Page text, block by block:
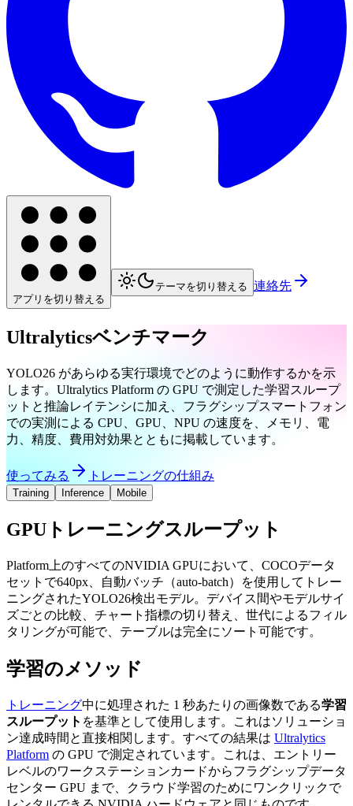
アプリを切り替える
テーマを切り替える 連絡先
Ultralyticsベンチマーク
YOLO26 があらゆる実行環境でどのように動作するかを示
します。Ultralytics Platform の GPU で測定した学習スループ
ットと推論レイテンシに加え、フラグシップスマートフォン
での実測による CPU、GPU、NPU の速度を、メモリ、電
力、精度、費用対効果とともに掲載しています。
使ってみる トレーニングの仕組み
Training Inference Mobile
GPUトレーニングスループット
Platform上のすべてのNVIDIA GPUにおいて、COCOデータ
セットで640px、自動バッチ（auto-batch）を使用してトレー
ニングされたYOLO26検出モデル。デバイス間やモデルサイ
ズごとの比較、チャート指標の切り替え、世代によるフィル
タリングが可能で、テーブルは完全にソート可能です。
学習のメソッド
トレーニング中に処理された 1 秒あたりの画像数である学習
スループット を基準として使用します。これはソリューショ
ン達成時間と直接相関します。すべての結果は Ultralytics
Platform の GPU で測定されています。これは、エントリー
レベルのワークステーションカードからフラグシップデータ
センター GPU まで、クラウド学習のためにワンクリックで